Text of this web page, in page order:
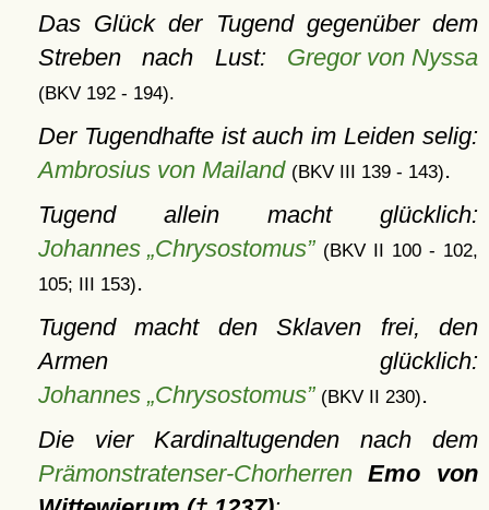
Das Glück der Tugend gegenüber dem
Streben nach Lust: Gregor von Nyssa
(BKV 192 - 194).
Der Tugendhafte ist auch im Leiden selig:
Ambrosius von Mailand (BKV III 139 - 143).
Tugend allein macht glücklich:
Johannes „Chrysostomus” (BKV II 100 - 102,
105; III 153).
Tugend macht den Sklaven frei, den
Armen glücklich:
Johannes „Chrysostomus” (BKV II 230).
Die vier Kardinaltugenden nach dem
Prämonstratenser-Chorherren Emo von